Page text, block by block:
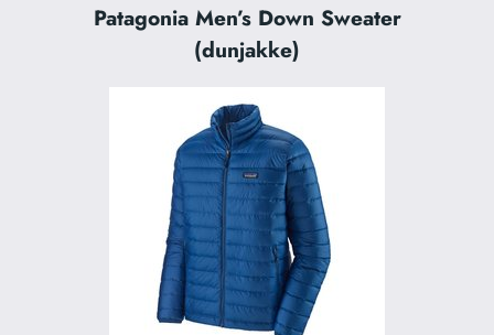
Patagonia Men’s Down Sweater
(dunjakke)